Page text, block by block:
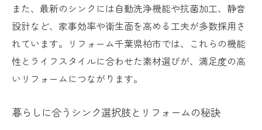
シンクと浄水器見直しでリフォーム満足度
向上
家族全員が安心できるリフォームの方法
リフォームで実現する快適なシンクと浄水
暮らしを豊かにするリフォームの進め方
また、最新のシンクには自動洗浄機能や抗菌加工、静音
設計など、家事効率や衛生面を高める工夫が多数採用さ
れています。リフォーム千葉県柏市では、これらの機能
性とライフスタイルに合わせた素材選びが、満足度の高
いリフォームにつながります。
暮らしに合うシンク選択肢とリフォームの秘訣